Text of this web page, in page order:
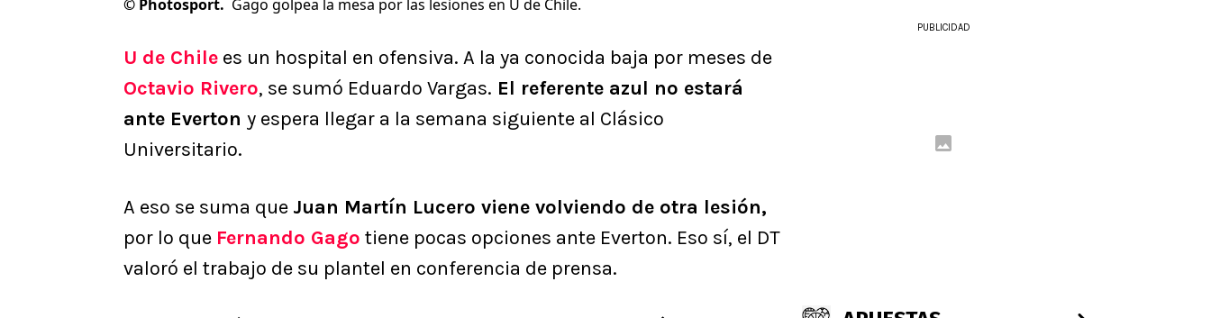
© Photosport. Gago golpea la mesa por las lesiones en U de Chile.
U de Chile es un hospital en ofensiva. A la ya conocida baja por meses de
Octavio Rivero, se sumó Eduardo Vargas. El referente azul no estará
ante Everton y espera llegar a la semana siguiente al Clásico
Universitario.
A eso se suma que Juan Martín Lucero viene volviendo de otra lesión,
por lo que Fernando Gago tiene pocas opciones ante Everton. Eso sí, el DT
valoró el trabajo de su plantel en conferencia de prensa.
PUBLICIDAD